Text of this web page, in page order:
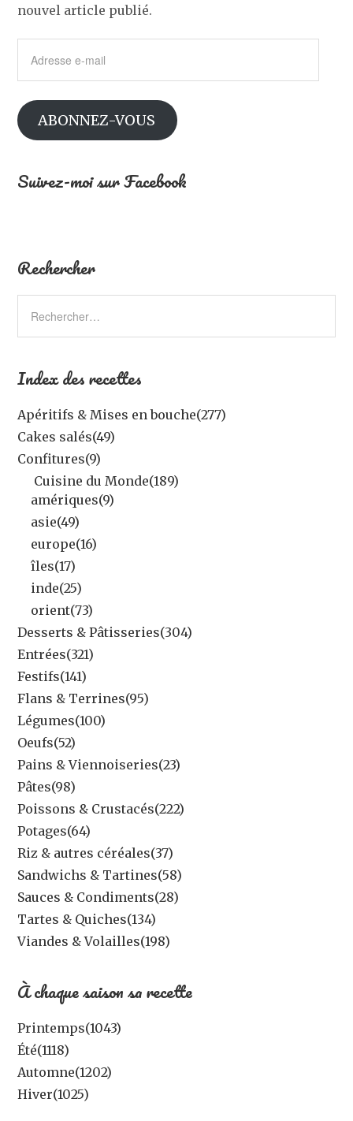
nouvel article publié.
mail
ABONNEZ-VOUS
Suivez-moi sur Facebook
Rechercher
Index des recettes
Apéritifs & Mises en bouche(277)
Cakes salés(49)
Confitures(9)
Cuisine du Monde(189)
amériques(9)
asie(49)
europe(16)
îles(17)
inde(25)
orient(73)
Desserts & Pâtisseries(304)
Entrées(321)
Festifs(141)
Flans & Terrines(95)
Légumes(100)
Oeufs(52)
Pains & Viennoiseries(23)
Pâtes(98)
Poissons & Crustacés(222)
Potages(64)
Riz & autres céréales(37)
Sandwichs & Tartines(58)
Sauces & Condiments(28)
Tartes & Quiches(134)
Viandes & Volailles(198)
À chaque saison sa recette
Printemps(1043)
Été(1118)
Automne(1202)
Hiver(1025)